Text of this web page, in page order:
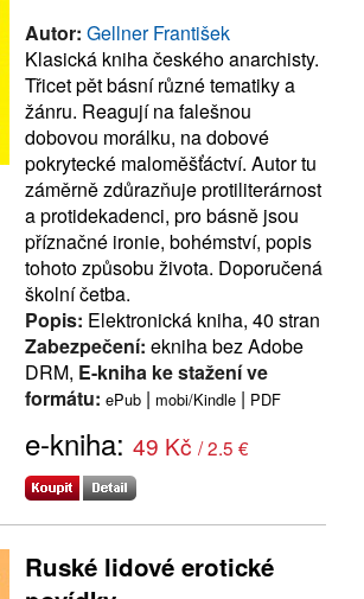
Autor: Gellner František
Klasická kniha českého anarchisty.
Třicet pět básní různé tematiky a
žánru. Reagují na falešnou
dobovou morálku, na dobové
pokrytecké maloměšťáctví. Autor tu
záměrně zdůrazňuje protiliterárnost
a protidekadenci, pro básně jsou
příznačné ironie, bohémství, popis
tohoto způsobu života. Doporučená
školní četba.
Popis: Elektronická kniha, 40 stran
Zabezpečení: ekniha bez Adobe
DRM, E-kniha ke stažení ve
formátu: ePub | mobi/Kindle | PDF
e-kniha: 49 Kč / 2.5 €
Ruské lidové erotické